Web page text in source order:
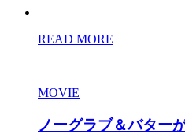
READ MORE
MOVIE
ノーグラブ＆バター